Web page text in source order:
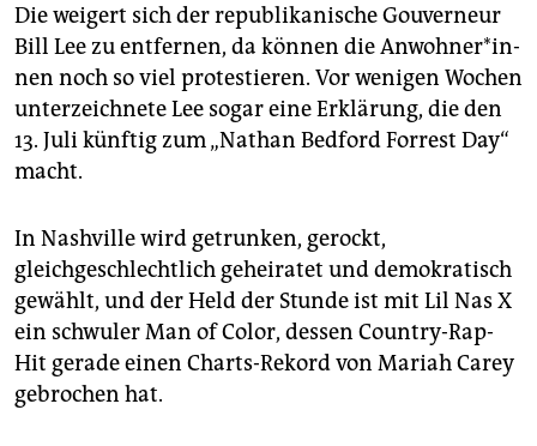
Die weigert sich der republikanische Gouverneur
Bill Lee zu entfernen, da können die An­woh­ne­r*in­
nen noch so viel protestieren. Vor wenigen Wochen
unterzeichnete Lee sogar eine Erklärung, die den
13. Juli künftig zum „Nathan Bedford Forrest Day“
macht.
In Nashville wird getrunken, gerockt,
gleichgeschlechtlich geheiratet und demokratisch
gewählt, und der Held der Stunde ist mit Lil Nas X
ein schwuler Man of Color, dessen Country-Rap-
Hit gerade einen Charts-Rekord von Mariah Carey
gebrochen hat.